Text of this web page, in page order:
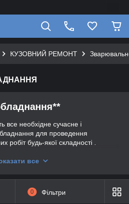
КУЗОВНИЙ РЕМОНТ
все необхідне сучасне і
для проведення
робіт будь-якої складності .
ми можемо привести будь-яке
:
все
0 Фільтри